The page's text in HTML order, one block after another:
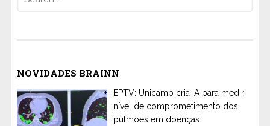
for:
NOVIDADES BRAINN
EPTV: Unicamp cria IA para medir
nível de comprometimento dos
pulmões em doenças